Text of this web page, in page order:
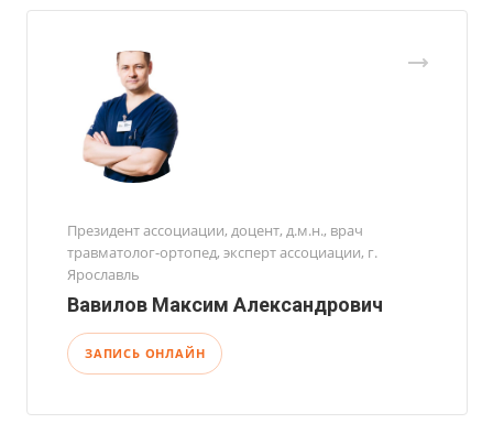
Президент ассоциации, доцент, д.м.н., врач
травматолог-ортопед, эксперт ассоциации, г.
Ярославль
Вавилов Максим Александрович
ЗАПИСЬ ОНЛАЙН